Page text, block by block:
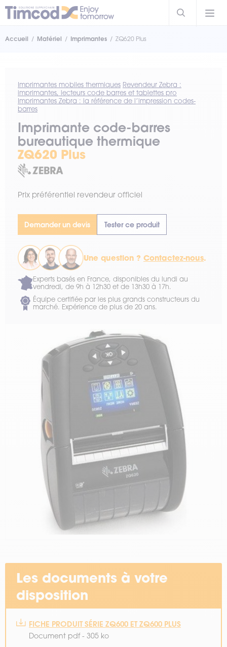
Accueil Matériel Imprimantes ZQ620 Plus
Imprimantes mobiles thermiques Revendeur Zebra :
imprimantes, lecteurs code barres et tablettes pro
Imprimantes Zebra : la référence de l’impression codes-
barres
Imprimante code-barres
bureautique thermique
ZQ620 Plus
Prix préférentiel revendeur officiel
Demander un devis Tester ce produit
Une question ? Contactez-nous.
Experts basés en France, disponibles du lundi au
vendredi, de 9h à 12h30 et de 13h30 à 17h.
Équipe certifiée par les plus grands constructeurs du
marché. Expérience de plus de 20 ans.
Les documents à votre
disposition
FICHE PRODUIT SÉRIE ZQ600 ET ZQ600 PLUS
Document pdf - 305 ko